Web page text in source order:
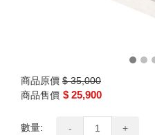
商品原價 $ 35,000
商品售價 $ 25,900
數量: - +